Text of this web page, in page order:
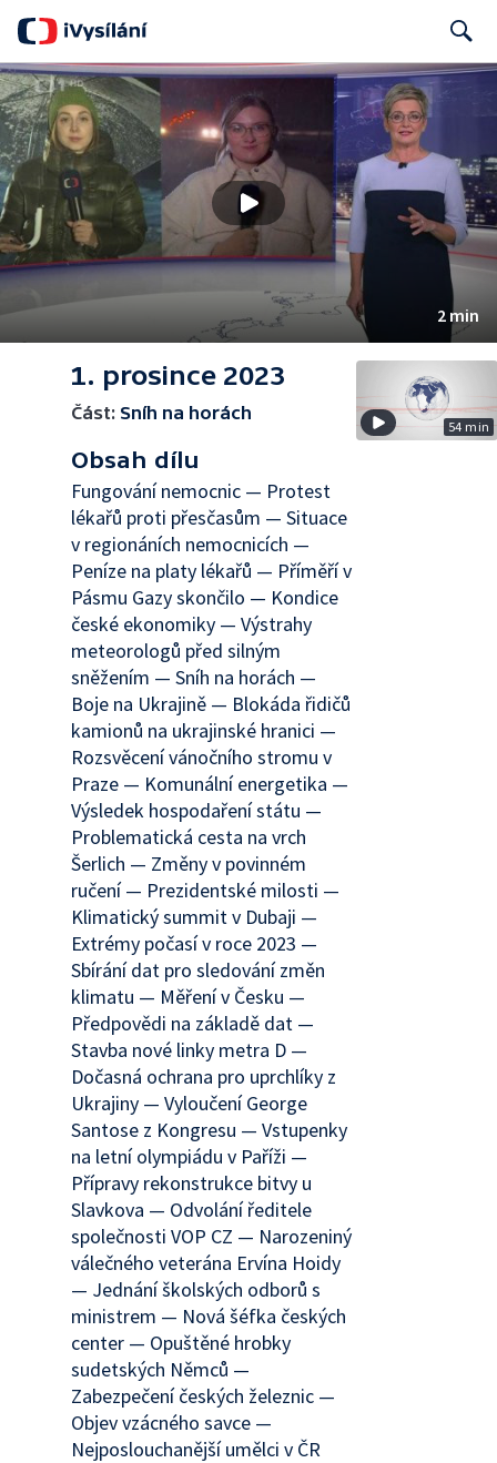
Search
2 min
1. prosince 2023
Část: Sníh na horách
Obsah dílu
Fungování nemocnic — Protest
lékařů proti přesčasům — Situace
v regionáních nemocnicích —
Peníze na platy lékařů — Příměří v
Pásmu Gazy skončilo — Kondice
české ekonomiky — Výstrahy
meteorologů před silným
sněžením — Sníh na horách —
Boje na Ukrajině — Blokáda řidičů
kamionů na ukrajinské hranici —
Rozsvěcení vánočního stromu v
Praze — Komunální energetika —
Výsledek hospodaření státu —
Problematická cesta na vrch
Šerlich — Změny v povinném
ručení — Prezidentské milosti —
Klimatický summit v Dubaji —
Extrémy počasí v roce 2023 —
Sbírání dat pro sledování změn
klimatu — Měření v Česku —
Předpovědi na základě dat —
Stavba nové linky metra D —
Dočasná ochrana pro uprchlíky z
Ukrajiny — Vyloučení George
Santose z Kongresu — Vstupenky
na letní olympiádu v Paříži —
Přípravy rekonstrukce bitvy u
Slavkova — Odvolání ředitele
společnosti VOP CZ — Narozeniný
válečného veterána Ervína Hoidy
— Jednání školských odborů s
ministrem — Nová šéfka českých
center — Opuštěné hrobky
sudetských Němců —
Zabezpečení českých železnic —
Objev vzácného savce —
Nejposlouchanější umělci v ČR
54 min